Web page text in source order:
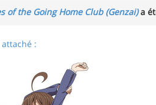
of the Going Home Club (Genzai)a